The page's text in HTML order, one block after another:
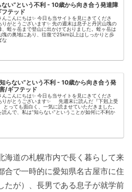
ない”という不利 - 10歳から向き合う発達障
テッド
んこんにちは✨ 今日も当サイトを見にきてくださ
りがとうございます✨ 先の週末は息子と丹沢山塊の
、蛭ヶ岳まで登山に出かけておりました。蛭ヶ岳は
塊の奥地にあり、往復で25km以上はしっかりと歩
な
らない”という不利 - 10歳から向き合う発
/ギフテッド
んこんにちは✨ 今日も当サイトを見にきてくださ
りがとうございます✨ 先週末に読んだ『下剋上受
とっても面白く、一気に読ませていただきました。
読んで、私は”知らない”ということが如何に不利か
海道の札幌市内で長く暮らして来
合で一時的に愛知県名古屋市に住
たが）、長男である息子が就学前